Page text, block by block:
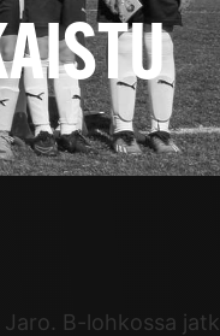
Jaro. B-lohkossa